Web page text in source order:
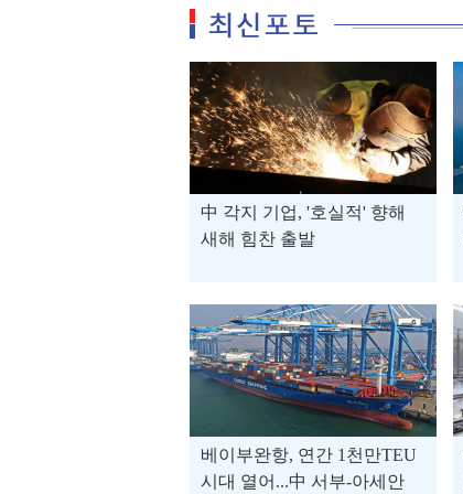
中 각지 기업, '호실적' 향해
새해 힘찬 출발
베이부완항, 연간 1천만TEU
시대 열어...中 서부-아세안